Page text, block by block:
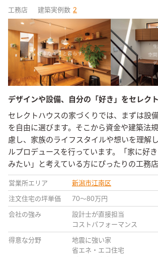
工務店 建築実例数 2
デザインや設備、自分の「好き」をセレク
セレクトハウスの家づくりでは、まずは設
を自由に選びます。そこから資金や建築法
慮し、家族のライフスタイルや想いを理解
ルプロデュースを行っています。「家に好
みたい」と考えている方にぴったりの工務店
営業所エリア 新潟市江南区
注文住宅の坪単価 70〜80万円
会社の強み
設計士が直接担当
コストパフォーマンス
得意な分野
地震に強い家
省エネ・エコ住宅